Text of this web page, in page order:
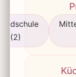
(2)